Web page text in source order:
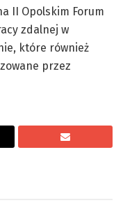
II Opolskim Forum
zdalnej w
które również
przez